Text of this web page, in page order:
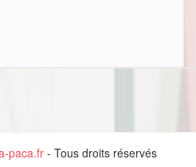
paca.fr - Tous droits réservés